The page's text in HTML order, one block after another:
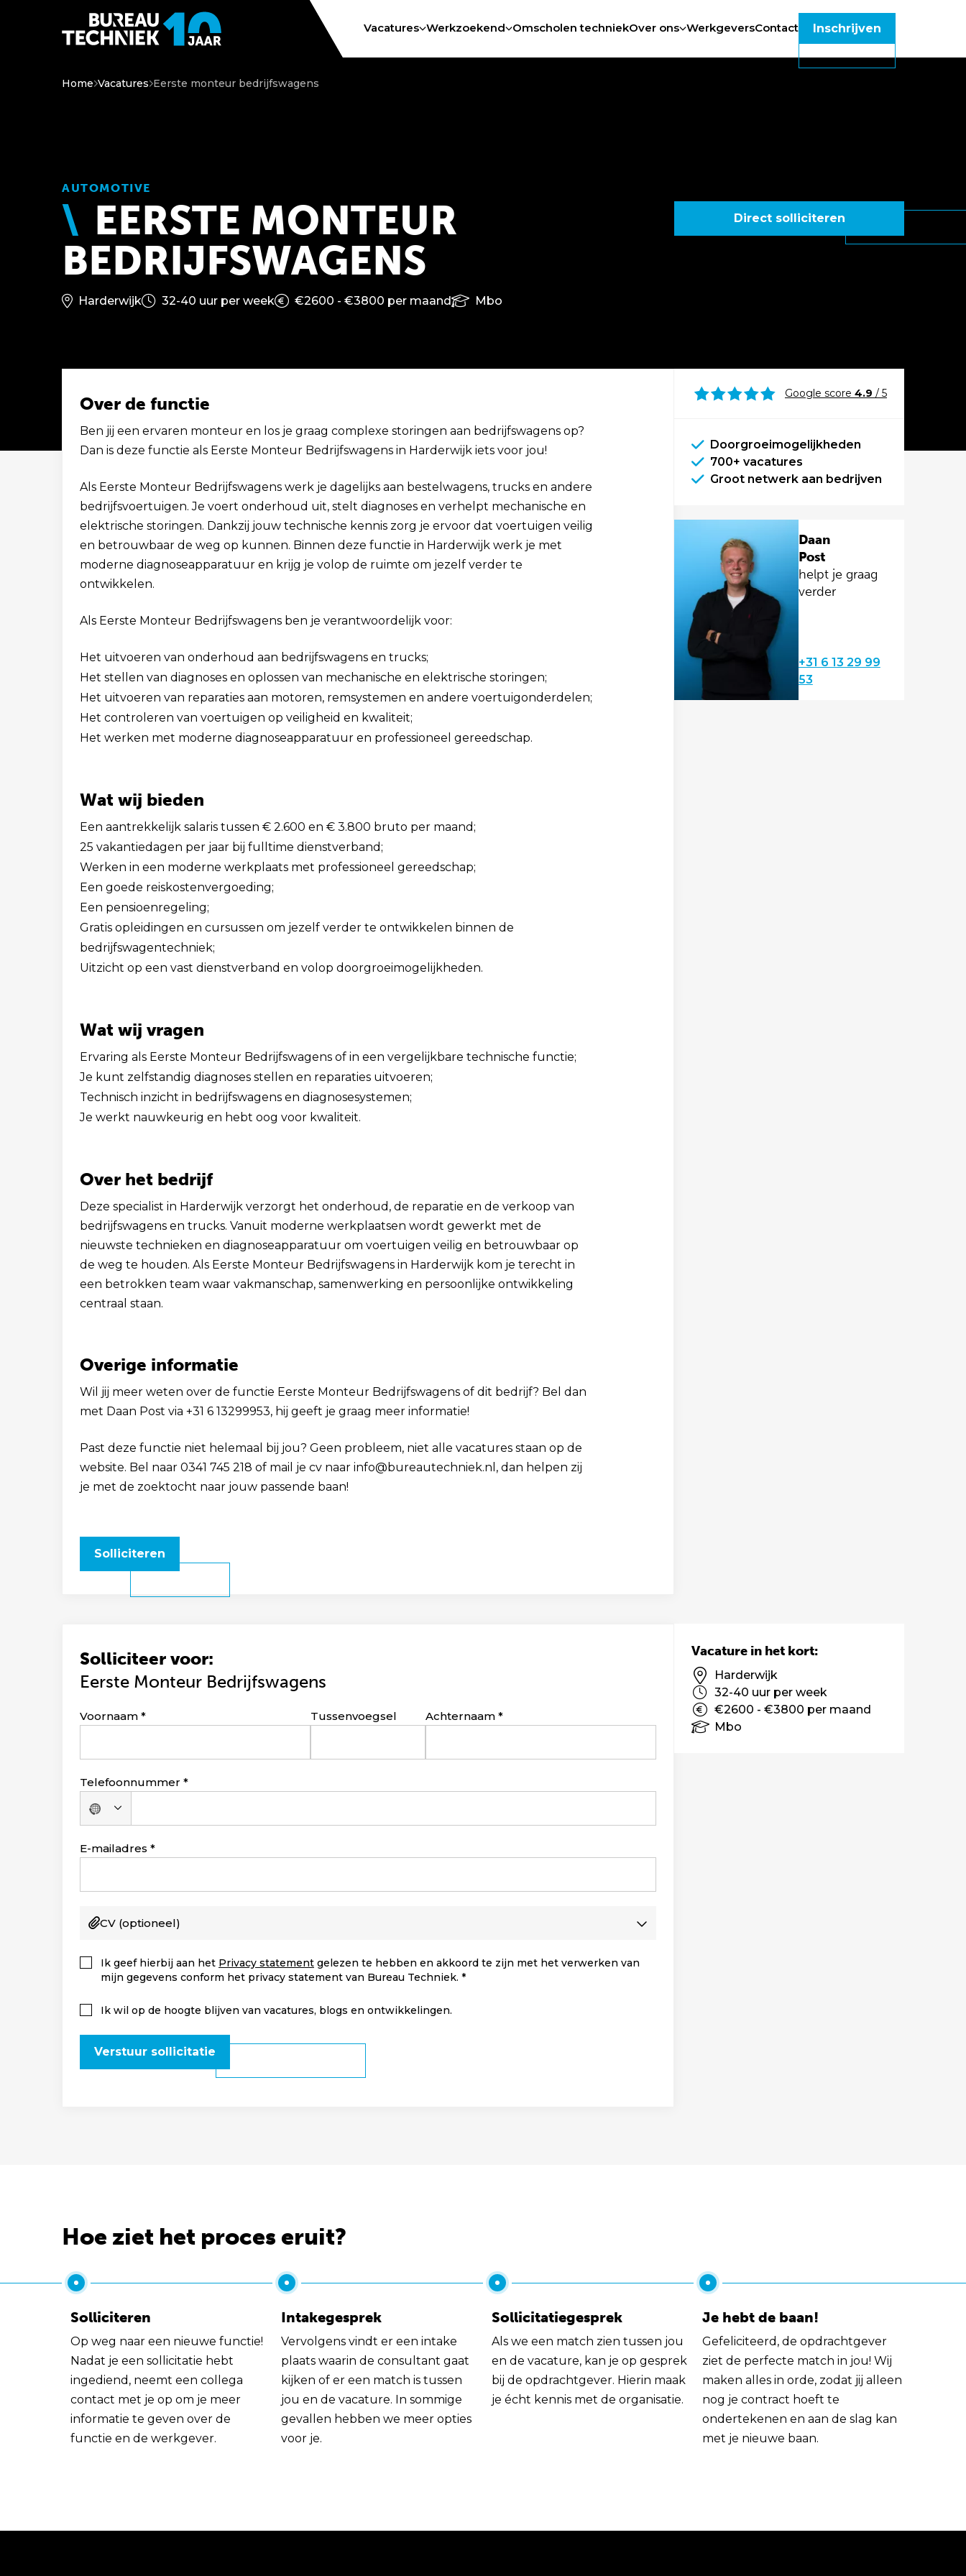
Vacatures Werkzoekend Omscholen techniekOver ons WerkgeversContact Inschrijven
Home Vacatures Eerste monteur bedrijfswagens
AUTOMOTIVE
EERSTE MONTEUR
BEDRIJFSWAGENS
Direct solliciteren
Harderwijk 32-40 uur per week €2600 - €3800 per maand Mbo
Solliciteer binnen 1 minuut Direct solliciteren
Over de functie
Ben jij een ervaren monteur en los je graag complexe storingen aan bedrijfswagens op?
Dan is deze functie als Eerste Monteur Bedrijfswagens in Harderwijk iets voor jou!
Als Eerste Monteur Bedrijfswagens werk je dagelijks aan bestelwagens, trucks en andere
bedrijfsvoertuigen. Je voert onderhoud uit, stelt diagnoses en verhelpt mechanische en
elektrische storingen. Dankzij jouw technische kennis zorg je ervoor dat voertuigen veilig
en betrouwbaar de weg op kunnen. Binnen deze functie in Harderwijk werk je met
moderne diagnoseapparatuur en krijg je volop de ruimte om jezelf verder te
ontwikkelen.
Als Eerste Monteur Bedrijfswagens ben je verantwoordelijk voor:
Het uitvoeren van onderhoud aan bedrijfswagens en trucks;
Het stellen van diagnoses en oplossen van mechanische en elektrische storingen;
Het uitvoeren van reparaties aan motoren, remsystemen en andere voertuigonderdelen;
Het controleren van voertuigen op veiligheid en kwaliteit;
Het werken met moderne diagnoseapparatuur en professioneel gereedschap.
Wat wij bieden
Een aantrekkelijk salaris tussen € 2.600 en € 3.800 bruto per maand;
25 vakantiedagen per jaar bij fulltime dienstverband;
Werken in een moderne werkplaats met professioneel gereedschap;
Een goede reiskostenvergoeding;
Een pensioenregeling;
Gratis opleidingen en cursussen om jezelf verder te ontwikkelen binnen de
bedrijfswagentechniek;
Uitzicht op een vast dienstverband en volop doorgroeimogelijkheden.
Wat wij vragen
Ervaring als Eerste Monteur Bedrijfswagens of in een vergelijkbare technische functie;
Je kunt zelfstandig diagnoses stellen en reparaties uitvoeren;
Technisch inzicht in bedrijfswagens en diagnosesystemen;
Je werkt nauwkeurig en hebt oog voor kwaliteit.
Over het bedrijf
Deze specialist in Harderwijk verzorgt het onderhoud, de reparatie en de verkoop van
bedrijfswagens en trucks. Vanuit moderne werkplaatsen wordt gewerkt met de
nieuwste technieken en diagnoseapparatuur om voertuigen veilig en betrouwbaar op
de weg te houden. Als Eerste Monteur Bedrijfswagens in Harderwijk kom je terecht in
een betrokken team waar vakmanschap, samenwerking en persoonlijke ontwikkeling
centraal staan.
Overige informatie
Wil jij meer weten over de functie Eerste Monteur Bedrijfswagens of dit bedrijf? Bel dan
met Daan Post via +31 6 13299953, hij geeft je graag meer informatie!
Past deze functie niet helemaal bij jou? Geen probleem, niet alle vacatures staan op de
website. Bel naar 0341 745 218 of mail je cv naar info@bureautechniek.nl, dan helpen zij
je met de zoektocht naar jouw passende baan!
Solliciteren
Google score 4.9 / 5
Doorgroeimogelijkheden
700+ vacatures
Groot netwerk aan bedrijven
Daan
Post
helpt je graag
verder
+31 6 13 29 99
53
Solliciteer voor:
Eerste Monteur Bedrijfswagens
Leave
Voornaam Tussenvoegsel Achternaam
Telefoonnummer
Geen
land
geselecteerd
E-mailadres
CV (optioneel)
Ik geef hierbij aan het Privacy statement gelezen te hebben en akkoord te zijn met het verwerken van
mijn gegevens conform het privacy statement van Bureau Techniek.
Ik wil op de hoogte blijven van vacatures, blogs en ontwikkelingen.
Verstuur sollicitatie
Vacature in het kort:
Harderwijk
32-40 uur per week
€2600 - €3800 per maand
Mbo
Hoe ziet het proces eruit?
Solliciteren
Op weg naar een nieuwe functie!
Nadat je een sollicitatie hebt
ingediend, neemt een collega
contact met je op om je meer
informatie te geven over de
functie en de werkgever.
Intakegesprek
Vervolgens vindt er een intake
plaats waarin de consultant gaat
kijken of er een match is tussen
jou en de vacature. In sommige
gevallen hebben we meer opties
voor je.
Sollicitatiegesprek
Als we een match zien tussen jou
en de vacature, kan je op gesprek
bij de opdrachtgever. Hierin maak
je écht kennis met de organisatie.
Je hebt de baan!
Gefeliciteerd, de opdrachtgever
ziet de perfecte match in jou! Wij
maken alles in orde, zodat jij alleen
nog je contract hoeft te
ondertekenen en aan de slag kan
met je nieuwe baan.